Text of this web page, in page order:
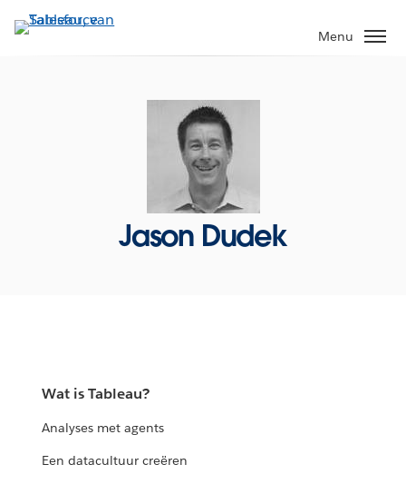
Verder
naar
Menu
Jason Dudek
Wat is Tableau?
Analyses met agents
Een datacultuur creëren